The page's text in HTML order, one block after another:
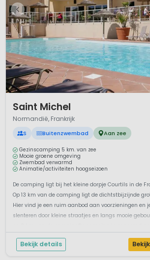
Saint Michel
Normandië, Frankrijk
S Buitenzwembad Aan zee
Gezinscamping 5 km. van zee
Mooie groene omgeving
Zwembad verwarmd
Animatie/activiteiten hoogseizoen
De camping ligt bij het kleine dorpje Courtils in de
Op 13 km van de camping ligt de dichtstbijzijnde
Hier vind je een ruim aanbod aan voorzieningen en
slenteren door kleine straatjes en langs mooie
Bekijk details